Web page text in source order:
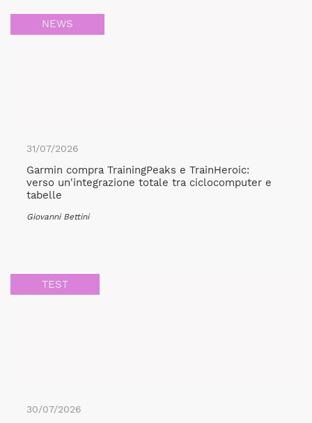
NEWS
31/07/2026
Garmin compra TrainingPeaks e TrainHeroic:
verso un'integrazione totale tra ciclocomputer e
tabelle
Giovanni Bettini
TEST
30/07/2026